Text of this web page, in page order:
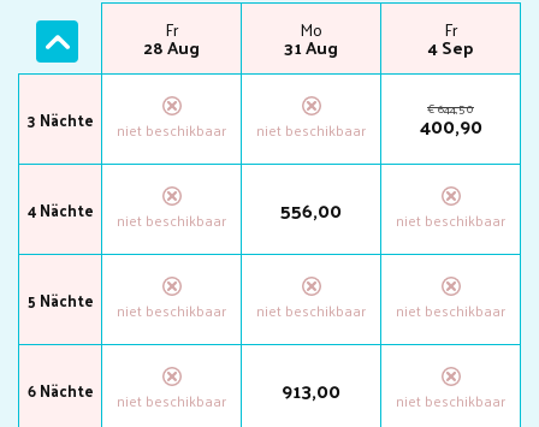
3 Nächte
4 Nächte
5 Nächte
6 Nächte
Mo
24 Aug
Fr
28 Aug
Mo
31 Aug
556,00
913,00
Fr
4 Sep
€644,50
400,90